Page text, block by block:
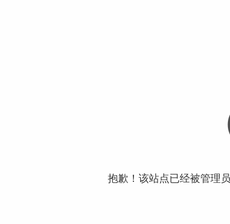
抱歉！该站点已经被管理